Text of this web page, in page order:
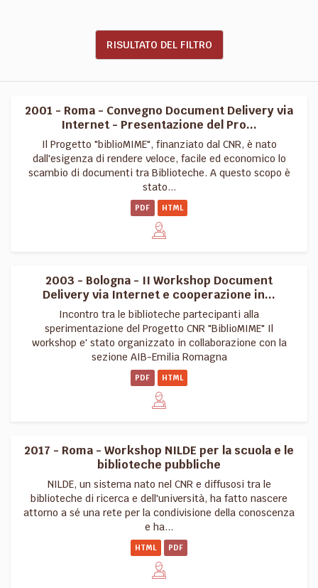
RISULTATO DEL FILTRO
2001 - Roma - Convegno Document Delivery via
Internet - Presentazione del Pro...
Il Progetto "biblioMIME", finanziato dal CNR, è nato
dall'esigenza di rendere veloce, facile ed economico lo
scambio di documenti tra Biblioteche. A questo scopo è
stato...
PDF HTML
2003 - Bologna - II Workshop Document
Delivery via Internet e cooperazione in...
Incontro tra le biblioteche partecipanti alla
sperimentazione del Progetto CNR "BiblioMIME" Il
workshop e' stato organizzato in collaborazione con la
sezione AIB-Emilia Romagna
PDF HTML
2017 - Roma - Workshop NILDE per la scuola e le
biblioteche pubbliche
NILDE, un sistema nato nel CNR e diffusosi tra le
biblioteche di ricerca e dell'università, ha fatto nascere
attorno a sé una rete per la condivisione della conoscenza
e ha...
HTML PDF